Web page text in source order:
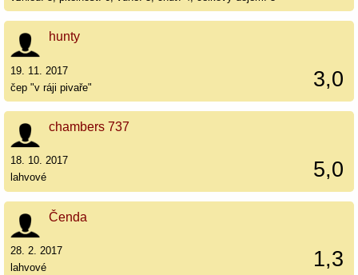
hunty
3,0
19. 11. 2017
čep "v ráji pivaře"
chambers 737
5,0
18. 10. 2017
lahvové
Čenda
1,3
28. 2. 2017
lahvové